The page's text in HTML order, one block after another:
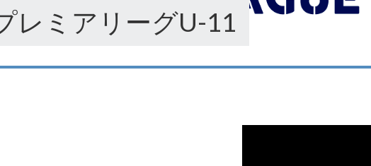
レミアリーグU-11